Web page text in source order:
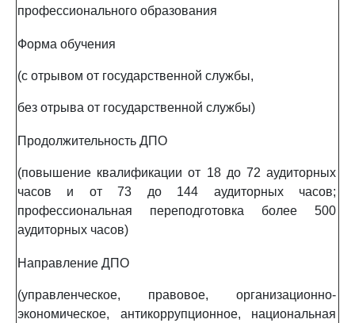
профессионального образования
Форма обучения
(с отрывом от государственной службы,
без отрыва от государственной службы)
Продолжительность ДПО
(повышение квалификации от 18 до 72 аудиторных
часов и от 73 до 144 аудиторных часов;
профессиональная переподготовка более 500
аудиторных часов)
Направление ДПО
(управленческое, правовое, организационно-
экономическое, антикоррупционное, национальная